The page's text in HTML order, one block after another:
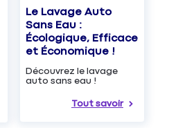
Le Lavage Auto
Sans Eau :
Écologique, Efficace
et Économique !
Découvrez le lavage
auto sans eau !
Tout savoir